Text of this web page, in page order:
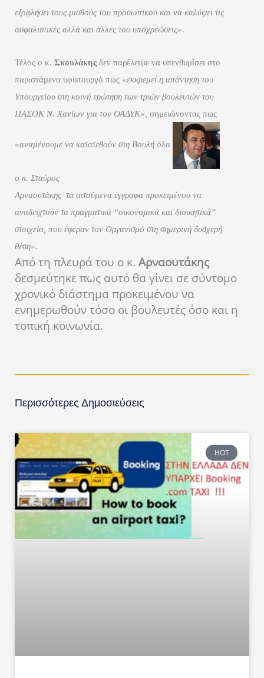
εξοφλήσει τους μισθούς του προσωπικού και να καλύψει τις
ασφαλιστικές αλλά και άλλες του υποχρεώσεις».
Τέλος ο κ. Σκουλάκης δεν παρέλειψε να υπενθυμίσει στο
παριστάμενο υφυπουργό πως «εκκρεμεί η απάντηση του
Υπουργείου στη κοινή ερώτηση των τριών βουλευτών του
ΠΑΣΟΚ Ν. Χανίων για τον ΟΑΔΥΚ», σημειώνοντας πως
«αναμένουμε να κατατεθούν στη Βουλή όλα
ο κ. Σταύρος
Αρναουτάκης τα αιτούμενα έγγραφα προκειμένου να
αναδειχτούν τα πραγματικά “οικονομικά και διοικητικά”
στοιχεία, που έφεραν τον Οργανισμό στη σημερινή δυσχερή
θέση».
Από τη πλευρά του ο κ. Αρναουτάκης
δεσμεύτηκε πως αυτό θα γίνει σε σύντομο
χρονικό διάστημα προκειμένου να
ενημερωθούν τόσο οι βουλευτές όσο και η
τοπική κοινωνία.
Περισσότερες Δημοσιεύσεις
HOT